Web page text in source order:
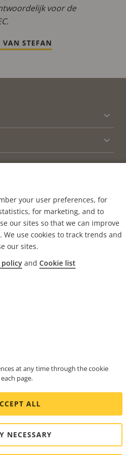
voor de
VAN STEFAN
beveiligingsmeldingen van
NEWSROOM
(Twitter)
your user preferences, for
for marketing, and to
our sites so that we can improve
use cookies to track trends and
our sites.
policy and Cookie list
at any time through the cookie
page.
ALL
NECESSARY